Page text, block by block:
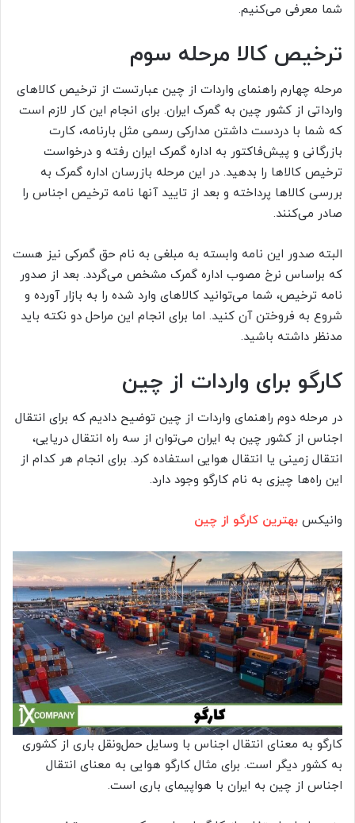
شما معرفی می‌کنیم.
ترخیص کالا مرحله سوم
مرحله چهارم راهنمای واردات از چین عبارتست از ترخیص کالاهای
وارداتی از کشور چین به گمرک ایران. برای انجام این کار لازم است
که شما با دردست داشتن مدارکی رسمی مثل بارنامه، کارت
بازرگانی و پیش‌فاکتور به اداره گمرک ایران رفته و درخواست
ترخیص کالاها را بدهید. در این مرحله بازرسان اداره گمرک به
بررسی کالاها پرداخته و بعد از تایید آنها نامه ترخیص اجناس را
صادر می‌‎کنند.
البته صدور این نامه وابسته به مبلغی به نام حق گمرکی نیز هست
که براساس نرخ مصوب اداره گمرک مشخص می‌گردد. بعد از صدور
نامه ترخیص، شما می‌توانید کالاهای وارد شده را به بازار آورده و
شروع به فروختن آن کنید. اما برای انجام این مراحل دو نکته باید
مدنظر داشته باشید.
کارگو برای واردات از چین
در مرحله دوم راهنمای واردات از چین توضیح دادیم که برای انتقال
اجناس از کشور چین به ایران می‌توان از سه راه انتقال دریایی،
انتقال زمینی یا انتقال هوایی استفاده کرد. برای انجام هر کدام از
این راه‌ها چیزی به نام کارگو وجود دارد.
وانیکس بهترین کارگو از چین
کارگو به معنای انتقال اجناس با وسایل حمل‌ونقل باری از کشوری
به کشور دیگر است. برای مثال کارگو هوایی به معنای انتقال
اجناس از چین به ایران با هواپیمای باری است.